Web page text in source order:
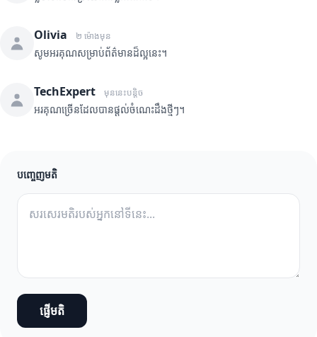
Olivia ២ ម៉ោងមុន
សូមអរគុណសម្រាប់ព័ត៌មានដ៏ល្អនេះ។
TechExpert មុននេះបន្តិច
អរគុណច្រើនដែលបានផ្តល់ចំណេះដឹងថ្មីៗ។
បញ្ចេញមតិ
ផ្ញើមតិ